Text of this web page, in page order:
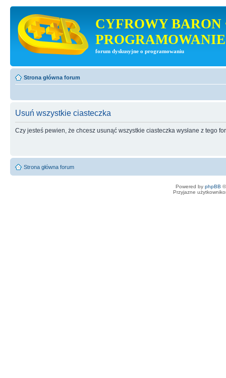
CYFROWY BARON
PROGRAMOWANIE
forum dyskusyjne o programowaniu
Strona główna forum
Usuń wszystkie ciasteczka
Czy jesteś pewien, że chcesz usunąć wszystkie ciasteczka wysłane z tego
Strona główna forum
Powered by phpBB
Przyjazne